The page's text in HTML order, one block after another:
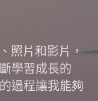
照片和影片，
學習成長的
過程讓我能夠